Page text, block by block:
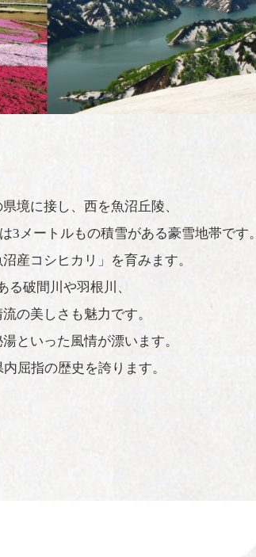
境に接し、西を魚沼丘陵、
メートルもの積雪がある豪雪地帯です。
産コシヒカリ」を育みます。
破間川や羽根川、
の美しさも魅力です。
といった風情が漂います。
屈指の歴史を誇ります。